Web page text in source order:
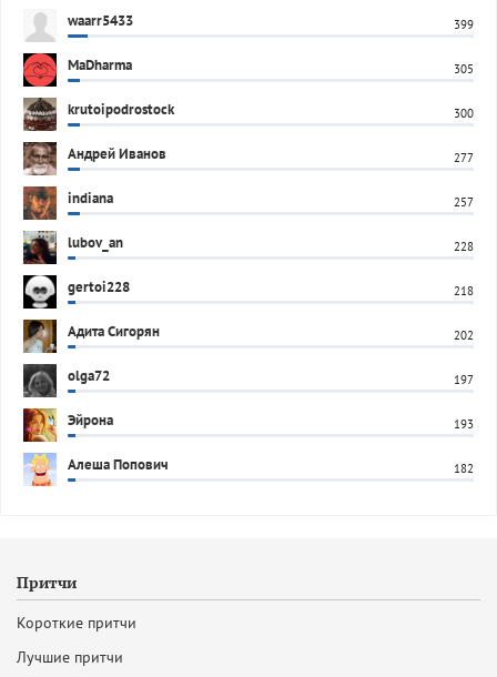
waarr5433 399
MaDharma 305
krutoipodrostock 300
Андрей Иванов 277
indiana 257
lubov_an 228
gertoi228 218
Адита Сигорян 202
olga72 197
Эйрона 193
Алеша Попович 182
Притчи
Короткие притчи
Лучшие притчи